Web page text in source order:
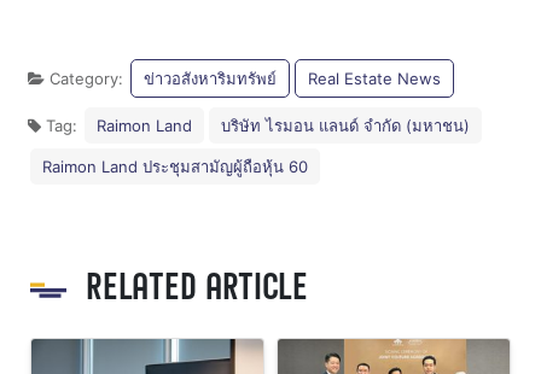
Category: ข่าวอสังหาริมทรัพย์ Real Estate News
Tag: Raimon Land บริษัท ไรมอน แลนด์ จำกัด (มหาชน)
Raimon Land ประชุมสามัญผู้ถือหุ้น 60
RELATED ARTICLE